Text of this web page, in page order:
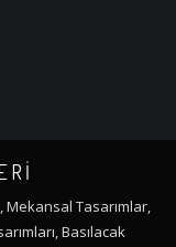
Mekansal Tasarımlar,
Basılacak